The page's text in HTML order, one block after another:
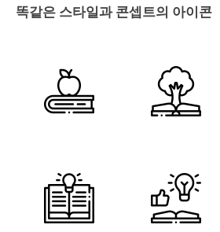
똑같은 스타일과 콘셉트의 아이콘